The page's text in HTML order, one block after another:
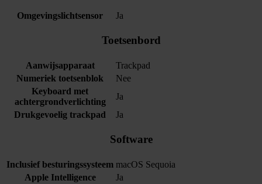
Omgevingslichtsensor Ja
Toetsenbord
Aanwijsapparaat
Trackpad
Numeriek toetsenblok
Nee
Keyboard met
achtergrondverlichting
Ja
Drukgevoelig trackpad
Ja
Software
Inclusief besturingssysteem macOS Sequoia
Apple Intelligence
Ja